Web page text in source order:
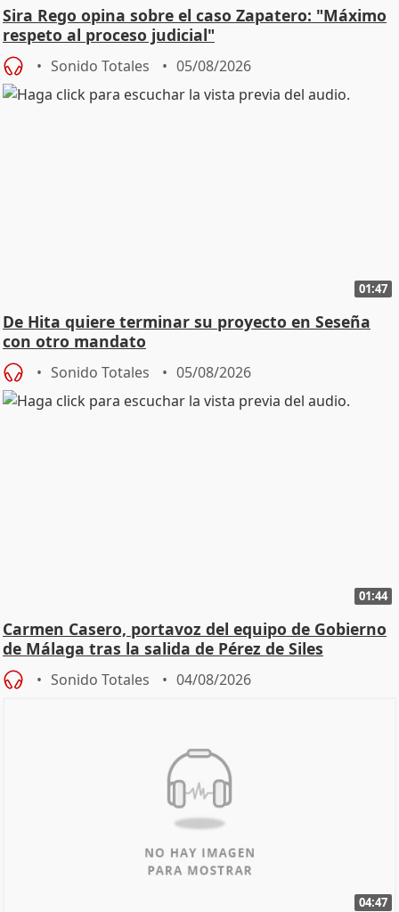
Sira Rego opina sobre el caso Zapatero: "Máximo
respeto al proceso judicial"
Sonido Totales 05/08/2026
01:47
De Hita quiere terminar su proyecto en Seseña
con otro mandato
Sonido Totales 05/08/2026
01:44
Carmen Casero, portavoz del equipo de Gobierno
de Málaga tras la salida de Pérez de Siles
Sonido Totales 04/08/2026
04:47